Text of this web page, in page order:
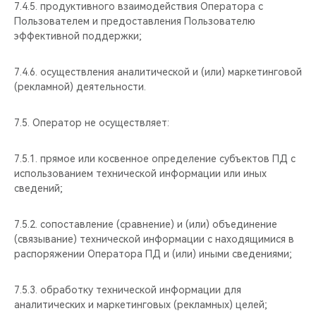
7.4.5. продуктивного взаимодействия Оператора с
Пользователем и предоставления Пользователю
эффективной поддержки;
7.4.6. осуществления аналитической и (или) маркетинговой
(рекламной) деятельности.
7.5. Оператор не осуществляет:
7.5.1. прямое или косвенное определение субъектов ПД с
использованием технической информации или иных
сведений;
7.5.2. сопоставление (сравнение) и (или) объединение
(связывание) технической информации с находящимися в
распоряжении Оператора ПД и (или) иными сведениями;
7.5.3. обработку технической информации для
аналитических и маркетинговых (рекламных) целей;